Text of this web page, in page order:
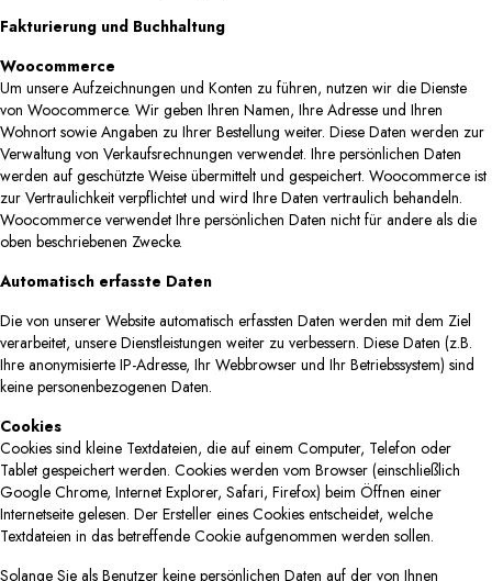
Fakturierung und Buchhaltung
Woocommerce
Um unsere Aufzeichnungen und Konten zu führen, nutzen wir die Dienste
von Woocommerce. Wir geben Ihren Namen, Ihre Adresse und Ihren
Wohnort sowie Angaben zu Ihrer Bestellung weiter. Diese Daten werden zur
Verwaltung von Verkaufsrechnungen verwendet. Ihre persönlichen Daten
werden auf geschützte Weise übermittelt und gespeichert. Woocommerce ist
zur Vertraulichkeit verpflichtet und wird Ihre Daten vertraulich behandeln.
Woocommerce verwendet Ihre persönlichen Daten nicht für andere als die
oben beschriebenen Zwecke.
Automatisch erfasste Daten
Die von unserer Website automatisch erfassten Daten werden mit dem Ziel
verarbeitet, unsere Dienstleistungen weiter zu verbessern. Diese Daten (z.B.
Ihre anonymisierte IP-Adresse, Ihr Webbrowser und Ihr Betriebssystem) sind
keine personenbezogenen Daten.
Cookies
Cookies sind kleine Textdateien, die auf einem Computer, Telefon oder
Tablet gespeichert werden. Cookies werden vom Browser (einschließlich
Google Chrome, Internet Explorer, Safari, Firefox) beim Öffnen einer
Internetseite gelesen. Der Ersteller eines Cookies entscheidet, welche
Textdateien in das betreffende Cookie aufgenommen werden sollen.
Solange Sie als Benutzer keine persönlichen Daten auf der von Ihnen